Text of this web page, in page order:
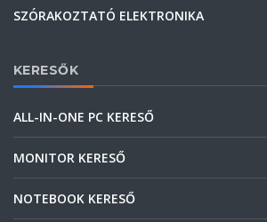
SZÓRAKOZTATÓ ELEKTRONIKA
KERESŐK
ALL-IN-ONE PC KERESŐ
MONITOR KERESŐ
NOTEBOOK KERESŐ